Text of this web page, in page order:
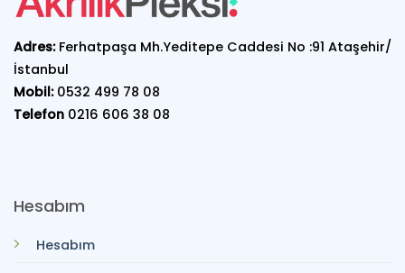
Adres:Ferhatpaşa Mh.Yeditepe Caddesi No :91 Ataşehir/
İstanbul
Mobil: 0532 499 78 08
Telefon 0216 606 38 08
Hesabım
Hesabım